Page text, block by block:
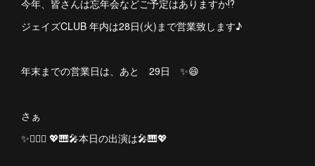
今年、皆さんは忘年会などご予定はありますか⁉️
ジェイズCLUB 年内は28日(火)まで営業致します♪
年末までの営業日は、あと 29日 ✨😄
さぁ
✨💁🏻‍♀️ 💖🎹🎤本日の出演は🎤🎹💖